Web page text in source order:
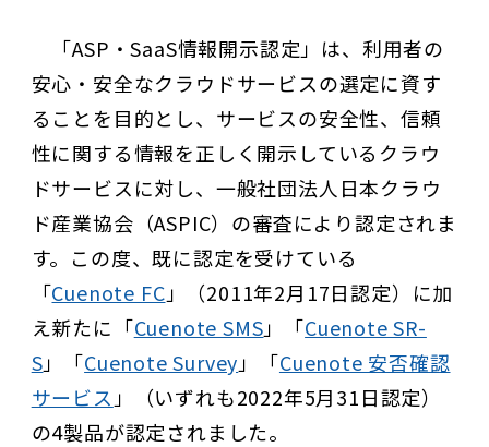
「ASP・SaaS情報開示認定」は、利用者の
安心・安全なクラウドサービスの選定に資す
ることを目的とし、サービスの安全性、信頼
性に関する情報を正しく開示しているクラウ
ドサービスに対し、一般社団法人日本クラウ
ド産業協会（ASPIC）の審査により認定されま
す。この度、既に認定を受けている
「Cuenote FC 」（2011年2月17日認定）に加
え新たに「Cuenote SMS」「Cuenote SR-
S」「Cuenote Survey 」「Cuenote 安否確認
サービス 」（いずれも2022年5月31日認定）
の4製品が認定されました。